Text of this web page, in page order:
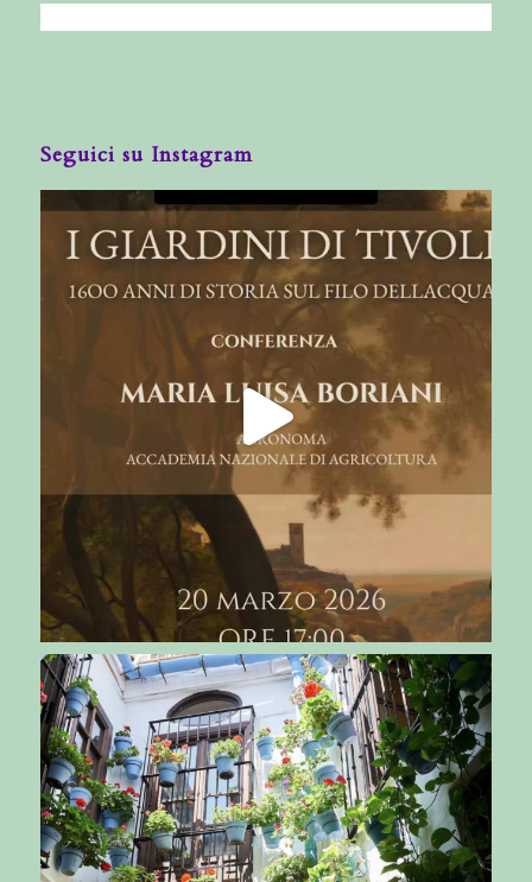
Seguici su Instagram